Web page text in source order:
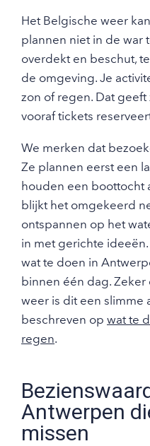
Het Belgische weer
plannen niet in de war
overdekt en beschut,
de omgeving. Je
zon of regen. Dat
vooraf tickets
We merken dat
Ze plannen eerst een
houden een boottocht
blijkt het omgekeerd
ontspannen op het
in met gerichte
wat te doen in
binnen één dag.
weer is dit een slimme
beschreven op wat te
regen.
Antwerpen
missen